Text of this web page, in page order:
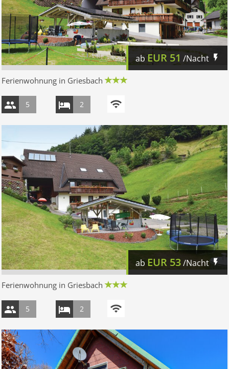
abEUR 51 /Nacht
Ferienwohnung in Griesbach
5 2
ab EUR 53/Nacht
Ferienwohnung in Griesbach
5 2